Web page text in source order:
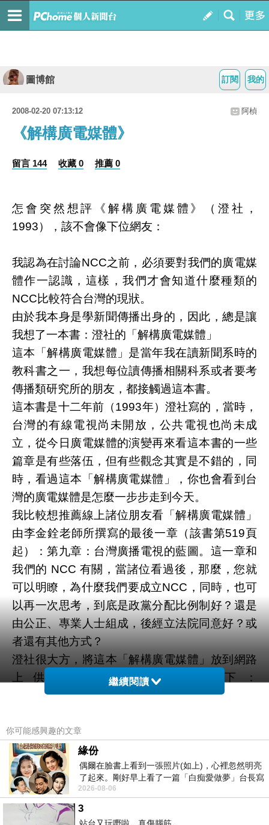
我的
訂閱
圖博館
2008-02-20 07:13:12 阿楨
《解構廣電媒體》
留言 144 收藏 0 推薦 0
怎會突然想評《解構廣電媒體》（澄社，
1993），該不會像下位網友：
我認為在討論NCC之前，必須要對我們的廣電媒
體作一認識，這樣，我們才會知道什麼種類的
NCC比較符合台灣的現狀。
由於我本身是學新聞傳播出身的，因此，總是讓
我想了一本書：澄社的「解構廣電媒體」
這本「解構廣電媒體」是當年我在讀新聞系時的
教科書之一，我想每位讀傳播相關科系或者要考
傳播類研究所的朋友，都接觸過這本書。
這本書是十二年前（1993年）澄社寫的，當時，
台灣的有線電視尚未開放，公共電視也尚未成
立，從今日廣電媒體的演變再來看這本書的一些
篇章是有些落伍，但有些觀念其實是不錯的，同
時，看過這本「解構廣電媒體」，你也會看到台
灣的廣電媒體是怎麼一步步走到今天。
我比較想推薦線上諸位朋友看「解構廣電媒體」
由李金銓老師所撰寫的最後一章（該書第519頁
起）：第九章：台灣廣播電視的藍圖。這一章和
我們的 NCC 有關，當諸位看過後，那麼，您就
可以明瞭，為什麼我們要成立NCC，同時，也可
以再一次思考，到底是政黨分配比例制好？還是
由公正、專業人士組成，後經立法院同意好？或
者還有其他方式？
澄社很大方，將這本「解構廣電媒體」放到網路
上供人下載，其網址如下：
http://ts.yam.org.tw/ts_old/critical2004/party-
大家有興趣，是可以看一看的。至於 NCC的部
分，我就不發表自己的看法了。
如果大家對台視、華視公共化的議題有興趣，可
以看這本書由王振寰老師所撰寫的第二章「廣播
媒體的控制權」和由馮建三老師所撰寫的第六章
「公共電視」。
繼續閱讀
你可能感興趣的文章
緣份
偶爾在臉書上看到一張照片(如上)，心裡忽然明亮
了起來。剛好早上看了一篇「白痴愛做夢」台長寫
的貼文，在回顧年輕時瘋狂愛上
2026-08-06
3